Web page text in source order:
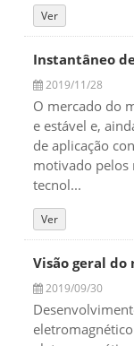
Ver
Instantâneo
2019/11/28
O mercado do
e estável e,
de aplicação
motivado pelos
tecnol...
Ver
Visão geral
2019/09/30